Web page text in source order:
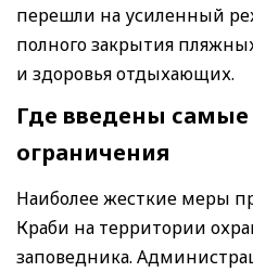
перешли на усиленный
полного закрытия
и здоровья отдыхающих.
Где введены самые
ограничения
Наиболее жесткие меры
Краби на территории
заповедника.